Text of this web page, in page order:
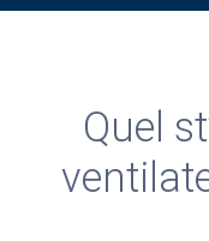
Quel